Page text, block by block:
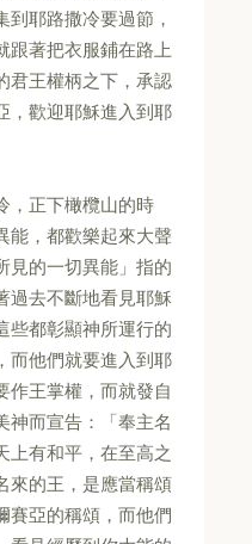
耶路撒冷要過節，
跟著把衣服鋪在路上
君王權柄之下，承認
，歡迎耶穌進入到耶
，正下橄欖山的時
能，都歡樂起來大聲
見的一切異能」指的
過去不斷地看見耶穌
些都彰顯神所運行的
而他們就要進入到耶
作王掌權，而就發自
神而宣告：「奉主名
上有和平，在至高之
來的王，是應當稱頌
賽亞的稱頌，而他們